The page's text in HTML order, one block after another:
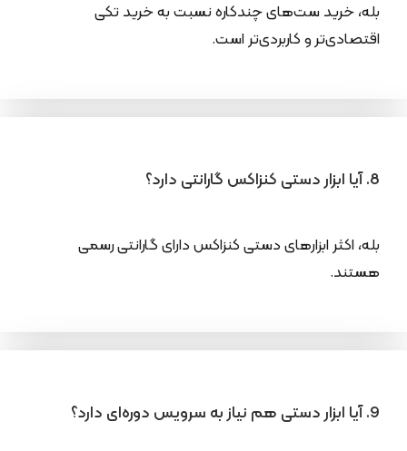
بله، خرید ست‌های چندکاره نسبت به خرید تکی
اقتصادی‌تر و کاربردی‌تر است.
8. آیا ابزار دستی کنزاکس گارانتی دارد؟
بله، اکثر ابزارهای دستی کنزاکس دارای گارانتی رسمی
هستند.
9. آیا ابزار دستی هم نیاز به سرویس دوره‌ای دارد؟